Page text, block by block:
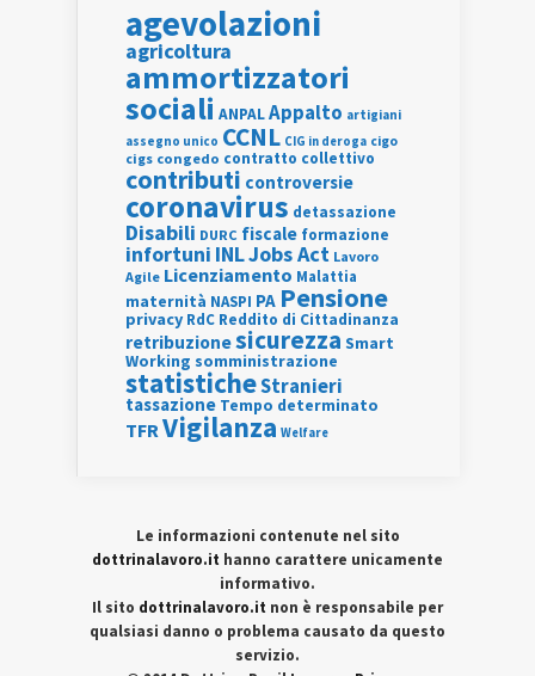
agevolazioni
agricoltura
ammortizzatori
sociali ANPALAppalto artigiani
assegno unico CCNL CIG in deroga cigo
cigs congedo contratto collettivo
contributi controversie
coronavirus detassazione
Disabili DURC fiscale formazione
infortuni INLJobs Act Lavoro
Agile Licenziamento Malattia
maternità NASPI PA Pensione
privacy RdC Reddito di Cittadinanza
retribuzionesicurezza Smart
Working somministrazione
statisticheStranieri
tassazione Tempo determinato
TFRVigilanza Welfare
Le informazioni contenute nel sito
dottrinalavoro.it hanno carattere unicamente
informativo.
Il sito dottrinalavoro.it non è responsabile per
qualsiasi danno o problema causato da questo
servizio.